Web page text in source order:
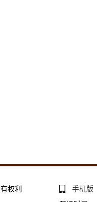
权利
手机版